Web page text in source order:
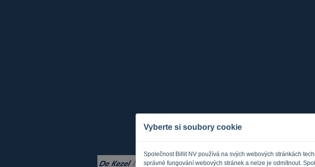
Vyberte si soubory cookie
Společnost Billit NV používá na svých webových stránkách
správné fungování webových stránek a nelze je odmítnout.